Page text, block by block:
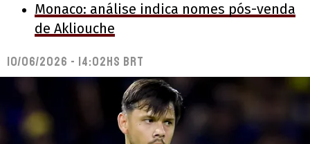
Monaco: análise indica nomes pós-venda
de Akliouche
10/06/2026 - 14:02hs BRT